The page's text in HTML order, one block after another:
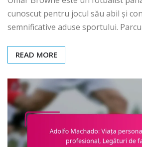
cunoscut pentru jocul său abil și
semnificative aduse sportului.
READ MORE